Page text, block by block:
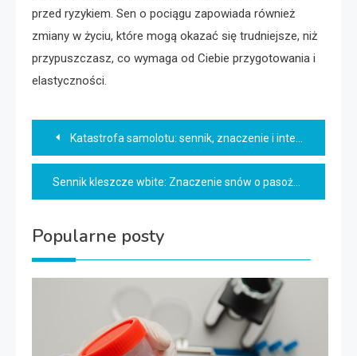
przed ryzykiem. Sen o pociągu zapowiada również
zmiany w życiu, które mogą okazać się trudniejsze, niż
przypuszczasz, co wymaga od Ciebie przygotowania i
elastyczności.
Nawigacja
wpisu
Katastrofa samolotu: sennik, znaczenie i interpretacje snów
Sennik kleszcze wbite: Znaczenie snów o pasożytach
Popularne posty